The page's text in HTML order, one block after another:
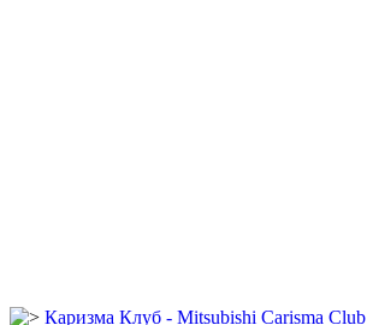
Каризма Клуб - Mitsubishi Carisma Club